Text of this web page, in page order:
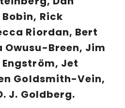
Rick
Riordan, Bert
Owusu-Breen, Jim
Engström, Jet
Goldsmith-Vein,
J. Goldberg.